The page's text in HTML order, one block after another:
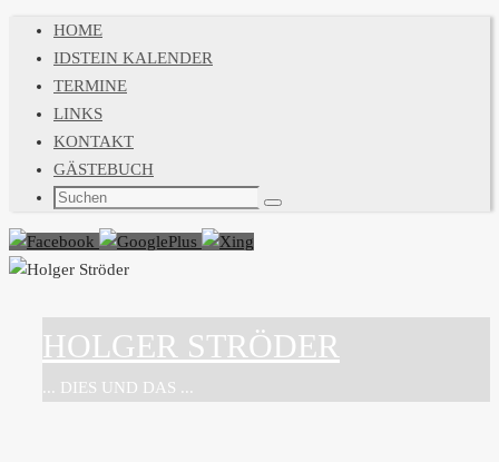
Zum
Inhalt
springen
HOME
IDSTEIN KALENDER
TERMINE
LINKS
KONTAKT
GÄSTEBUCH
Suchen
Suchen
HOLGER STRÖDER
... DIES UND DAS ...